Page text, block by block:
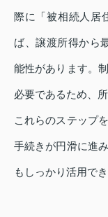
際に「被相続人居
ば、譲渡所得から
能性があります。
必要であるため、
これらのステップ
手続きが円滑に進
もしっかり活用で